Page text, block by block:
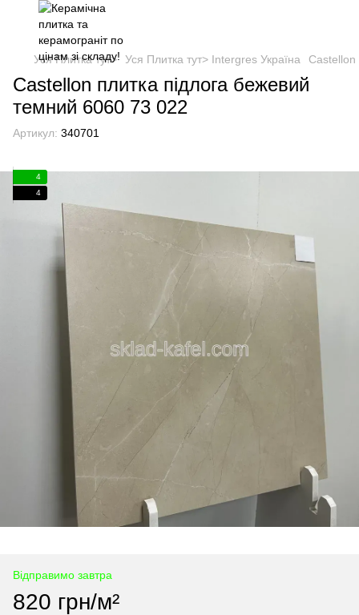
Уся Плитка тут> Уся Плитка тут> Intergres Україна Castellon
Castellon плитка підлога бежевий
темний 6060 73 022
Артикул: 340701
4
4
Відправимо завтра
820 грн/м²